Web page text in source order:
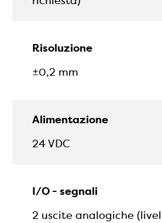
Risoluzione
±0,2 mm
Alimentazione
24 VDC
I/O - segnali
2 uscite analogiche